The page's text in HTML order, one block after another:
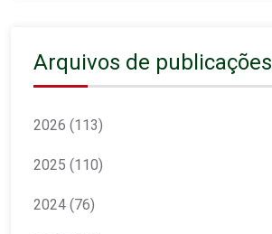
Arquivos de publicações
2026 (113)
2025 (110)
2024 (76)